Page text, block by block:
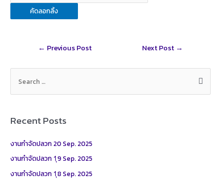
o
k
t
e
h
a
a
i
h
a
คัดลอกลิ้ง
← Previous Post Next Post →
h
Recent Posts
งานกำจัดปลวก 20 Sep. 2025
งานกำจัดปลวก 1ุ9 Sep. 2025
งานกำจัดปลวก 1ุ8 Sep. 2025